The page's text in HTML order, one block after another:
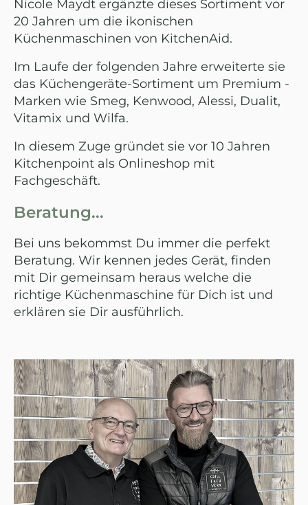
Nicole Maydt ergänzte dieses Sortiment vor
20 Jahren um die ikonischen
Küchenmaschinen von KitchenAid.
Im Laufe der folgenden Jahre erweiterte sie
das Küchengeräte-Sortiment um Premium -
Marken wie Smeg, Kenwood, Alessi, Dualit,
Vitamix und Wilfa.
In diesem Zuge gründet sie vor 10 Jahren
Kitchenpoint als Onlineshop mit
Fachgeschäft.
Beratung...
Bei uns bekommst Du immer die perfekt
Beratung. Wir kennen jedes Gerät, finden
mit Dir gemeinsam heraus welche die
richtige Küchenmaschine für Dich ist und
erklären sie Dir ausführlich.